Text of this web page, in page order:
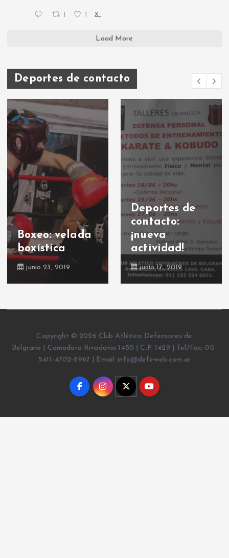
X
Load More
Deportes de contacto
Boxeo: velada
boxística
junio 23, 2019
Deportes de
contacto:
¡nueva
actividad!
junio 17, 2019
Copyright © 2026 Club Atlético Defensores de
Belgrano | Comodoro Rivadavia 1450 | C.P. 1429 | Tel/Fax: 00-
5411-4702-8967 | Email: info@defeweb.com.ar